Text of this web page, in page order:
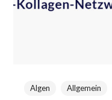
Algen Allgemein